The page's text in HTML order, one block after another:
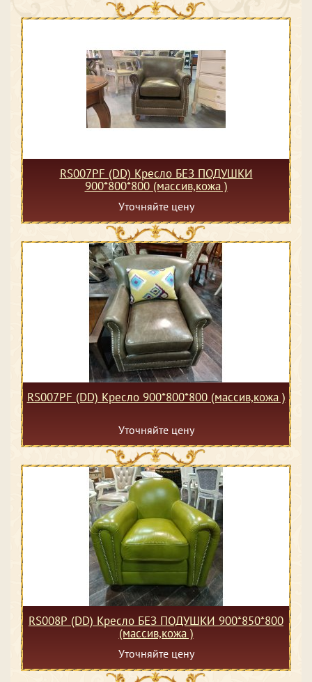
RS007PF (DD) Кресло БЕЗ ПОДУШКИ
900*800*800 (массив,кожа )
Уточняйте цену
RS007PF (DD) Кресло 900*800*800 (массив,кожа )
Уточняйте цену
RS008P (DD) Кресло БЕЗ ПОДУШКИ 900*850*800
(массив,кожа )
Уточняйте цену